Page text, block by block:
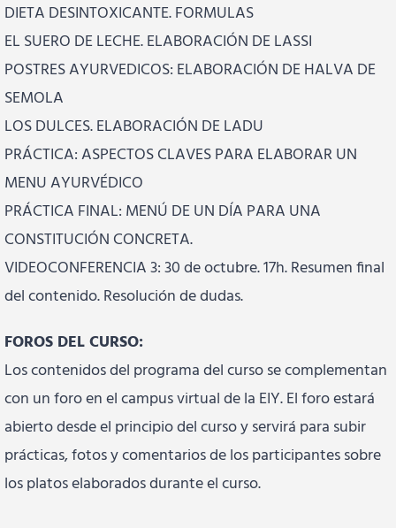
DIETA DESINTOXICANTE. FORMULAS
EL SUERO DE LECHE. ELABORACIÓN DE LASSI
POSTRES AYURVEDICOS: ELABORACIÓN DE HALVA DE
SEMOLA
LOS DULCES. ELABORACIÓN DE LADU
PRÁCTICA: ASPECTOS CLAVES PARA ELABORAR UN
MENU AYURVÉDICO
PRÁCTICA FINAL: MENÚ DE UN DÍA PARA UNA
CONSTITUCIÓN CONCRETA.
VIDEOCONFERENCIA 3: 30 de octubre. 17h. Resumen final
del contenido. Resolución de dudas.
FOROS DEL CURSO:
Los contenidos del programa del curso se complementan
con un foro en el campus virtual de la EIY. El foro estará
abierto desde el principio del curso y servirá para subir
prácticas, fotos y comentarios de los participantes sobre
los platos elaborados durante el curso.